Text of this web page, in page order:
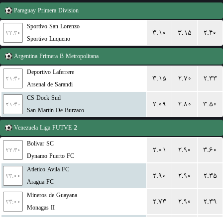
Paraguay Primera Division
۲۲:۳۰
Sportivo San Lorenzo
Sportivo Luqueno
۳.۱۰ ۳.۱۵ ۲.۴۰
Argentina Primera B Metropolitana
۲۱:۳۰
Deportivo Laferrere
Arsenal de Sarandi
۳.۱۵ ۲.۷۰ ۲.۳۳
۲۱:۳۰
CS Dock Sud
San Martin De Burzaco
۲.۰۹ ۲.۸۰ ۳.۵۰
Venezuela Liga FUTVE 2
۲۲:۳۰
Bolivar SC
Dynamo Puerto FC
۲.۰۱ ۲.۹۰ ۳.۶۰
۲۳:۰۰
Atletico Avila FC
Aragua FC
۲.۹۰ ۲.۹۰ ۲.۳۵
۲۳:۰۰
Mineros de Guayana
Monagas II
۲.۷۳ ۲.۹۰ ۲.۳۹